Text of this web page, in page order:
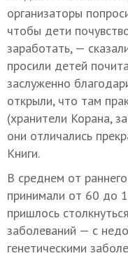
организаторы
чтобы дети
заработать, —
просили детей
заслуженно
открыли, что там
(хранители Корана,
они отличались
Книги.
В среднем от
принимали от 60 до
пришлось
заболеваний — с
генетическими